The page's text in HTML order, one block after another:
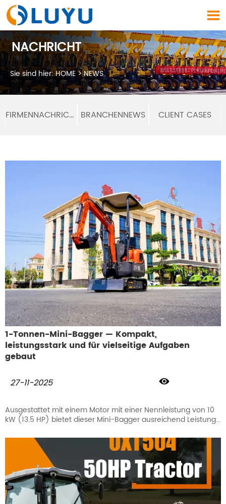

NACHRICHT
Sie sind hier:HOME>NEWS
FIRMENNACHRICHTEN BRANCHENNEWS CLIENT CASES
1-Tonnen-Mini-Bagger — Kompakt,
leistungsstark und für vielseitige Aufgaben
gebaut
27-11-2025

Ausgestattet mit einem Motor mit einer Nennleistung von 10
kW (13.5 HP) bietet dieser Mini-Bagger ausreichend Leistung
leichte Abbrucharbeiten.